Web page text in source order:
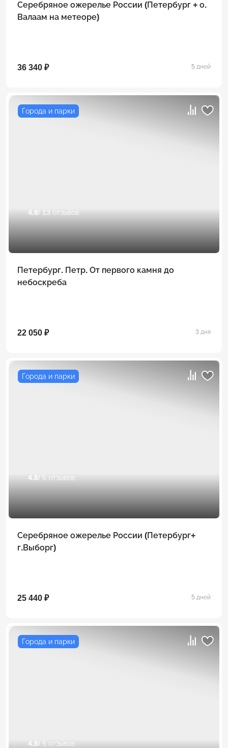
Серебряное ожерелье России (Петербург + о.
Валаам на метеоре)
36 340 ₽ 5 дней
Города и парки
4.8/ 13 отзывов
Петербург. Петр. От первого камня до
небоскреба
22 050 ₽ 3 дня
Города и парки
4.8/ 5 отзывов
Серебряное ожерелье России (Петербург+
г.Выборг)
25 440 ₽ 5 дней
Города и парки
4.8/ 5 отзывов